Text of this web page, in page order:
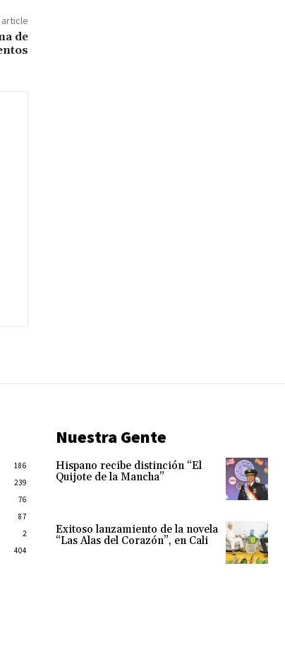
de
186
239
76
87
2
404
Nuestra Gente
Hispano recibe distinción “El
Quijote de la Mancha”
Exitoso lanzamiento de la novela
“Las Alas del Corazón”, en Cali